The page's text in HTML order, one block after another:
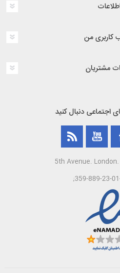
کاربری من
مشتریان
اجتماعی دنبال کنید
5th Avenue.
359-889-23-